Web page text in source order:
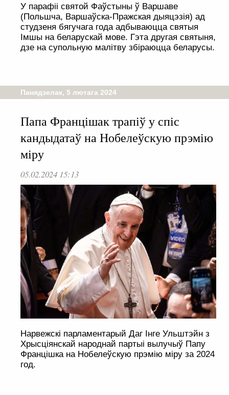
У парафіі святой Фаўстыны ў Варшаве
(Польшча, Варшаўска-Пражская дыяцэзія) ад
студзеня бягучага года адбываюцца святыя
Імшы на беларускай мове. Гэта другая святыня,
дзе на супольную малітву збіраюцца беларусы.
Панядзелак, 5 лютага 2024
Папа Францішак трапіў у спіс
кандыдатаў на Нобелеўскую прэмію
міру
05.02.2024 15:13
Нарвежскі парламентарый Даг Інге Ульштэйн з
Хрысціянскай народнай партыі вылучыў Папу
Францішка на Нобелеўскую прэмію міру за 2024
год.